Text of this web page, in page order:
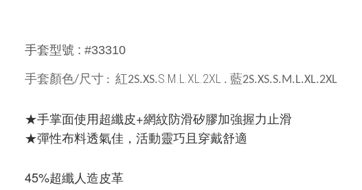
手套型號 : #33310
手套顏色/尺寸: 紅2S.XS.S.M.L.XL.2XL . 藍2S.XS.S.M.L.XL.2XL
★手掌面使用超纖皮+網紋防滑矽膠加強握力止滑
★彈性布料透氣佳，活動靈巧且穿戴舒適
45%超纖人造皮革